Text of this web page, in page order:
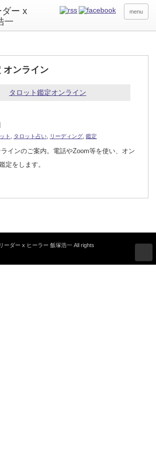
ダー x
一
menu
オンライン
ト , タロット占い, リーディング, 鑑定
インのご案内。電話やZoom等を使い、オン
定をします。
ーダー x ヒーラー 飯塚浩一 All rights